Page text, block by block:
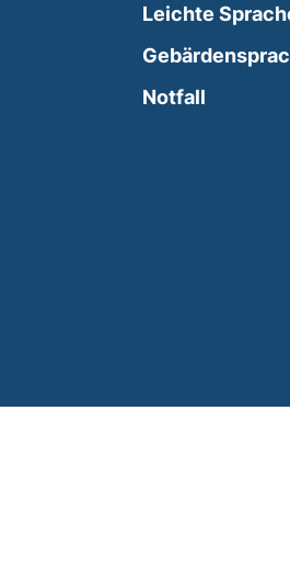
opens in a new window)
Leichte
Notfall